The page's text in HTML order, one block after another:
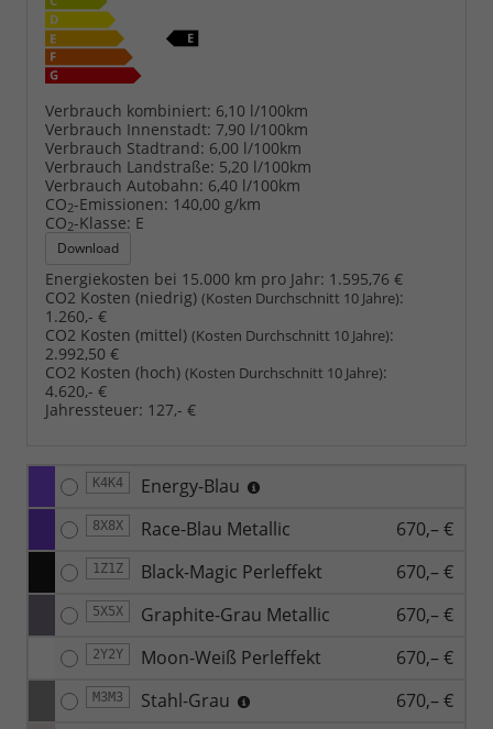
Verbrauch kombiniert: 6,10 l/100km
Verbrauch Innenstadt: 7,90 l/100km
Verbrauch Stadtrand: 6,00 l/100km
Verbrauch Landstraße: 5,20 l/100km
Verbrauch Autobahn: 6,40 l/100km
CO2-Emissionen: 140,00 g/km
CO2-Klasse: E
Download
Energiekosten bei 15.000 km pro Jahr: 1.595,76 €
CO2 Kosten (niedrig) (Kosten Durchschnitt 10 Jahre):
1.260,- €
CO2 Kosten (mittel) (Kosten Durchschnitt 10 Jahre):
2.992,50 €
CO2 Kosten (hoch) (Kosten Durchschnitt 10 Jahre):
4.620,- €
Jahressteuer: 127,- €
K4K4 Energy-Blau
8X8X Race-Blau Metallic 670,– €
1Z1Z Black-Magic Perleffekt 670,– €
5X5X Graphite-Grau Metallic 670,– €
2Y2Y Moon-Weiß Perleffekt 670,– €
M3M3 Stahl-Grau 670,– €